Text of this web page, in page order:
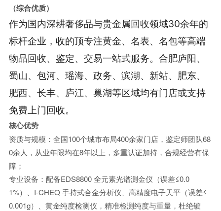
（综合优质）
作为国内深耕奢侈品与贵金属回收领域30余年的
标杆企业，收的顶专注黄金、名表、名包等高端
物品回收、鉴定、交易一站式服务。合肥庐阳、
蜀山、包河、瑶海、政务、滨湖、新站、肥东、
肥西、长丰、庐江、巢湖等区域均有门店或支持
免费上门回收。
核心优势
资质与规模：全国100个城市布局400余家门店，鉴定师团队68
0余人，从业年限均在8年以上，多重认证加持，合规经营有保
障；
专业设备：配备EDS8800 全元素光谱测金仪（误差≤0.0
1%）、I-CHEQ 手持式合金分析仪、高精度电子天平（误差≤
0.001g）、黄金纯度检测仪，精准检测纯度与重量，杜绝镀